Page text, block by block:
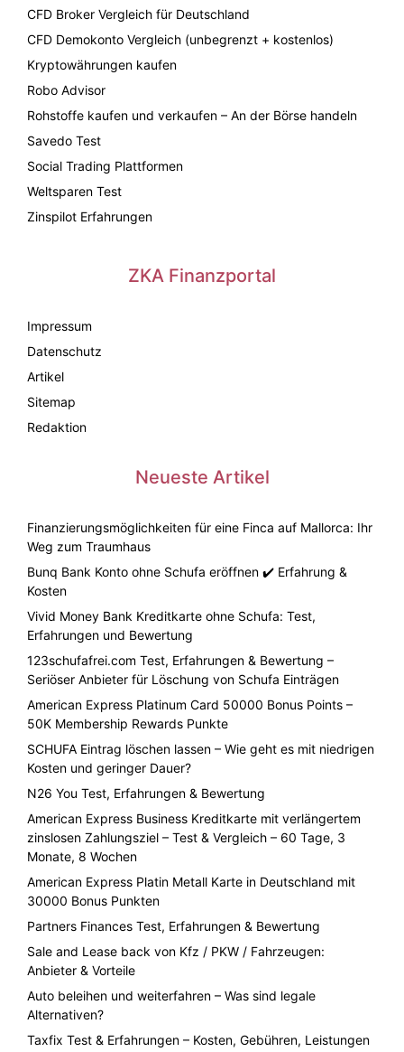
CFD Broker Vergleich für Deutschland
CFD Demokonto Vergleich (unbegrenzt + kostenlos)
Kryptowährungen kaufen
Robo Advisor
Rohstoffe kaufen und verkaufen – An der Börse handeln
Savedo Test
Social Trading Plattformen
Weltsparen Test
Zinspilot Erfahrungen
ZKA Finanzportal
Impressum
Datenschutz
Artikel
Sitemap
Redaktion
Neueste Artikel
Finanzierungsmöglichkeiten für eine Finca auf Mallorca: Ihr
Weg zum Traumhaus
Bunq Bank Konto ohne Schufa eröffnen ✔️ Erfahrung &
Kosten
Vivid Money Bank Kreditkarte ohne Schufa: Test,
Erfahrungen und Bewertung
123schufafrei.com Test, Erfahrungen & Bewertung –
Seriöser Anbieter für Löschung von Schufa Einträgen
American Express Platinum Card 50000 Bonus Points –
50K Membership Rewards Punkte
SCHUFA Eintrag löschen lassen – Wie geht es mit niedrigen
Kosten und geringer Dauer?
N26 You Test, Erfahrungen & Bewertung
American Express Business Kreditkarte mit verlängertem
zinslosen Zahlungsziel – Test & Vergleich – 60 Tage, 3
Monate, 8 Wochen
American Express Platin Metall Karte in Deutschland mit
30000 Bonus Punkten
Partners Finances Test, Erfahrungen & Bewertung
Sale and Lease back von Kfz / PKW / Fahrzeugen:
Anbieter & Vorteile
Auto beleihen und weiterfahren – Was sind legale
Alternativen?
Taxfix Test & Erfahrungen – Kosten, Gebühren, Leistungen